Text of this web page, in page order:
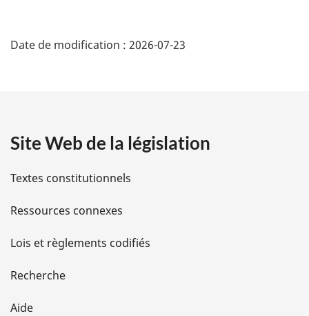
é
i
l
s
d
e
l
Date de modification : 2026-07-23
Site Web de la législation
Textes constitutionnels
Ressources connexes
Lois et règlements codifiés
Recherche
Aide